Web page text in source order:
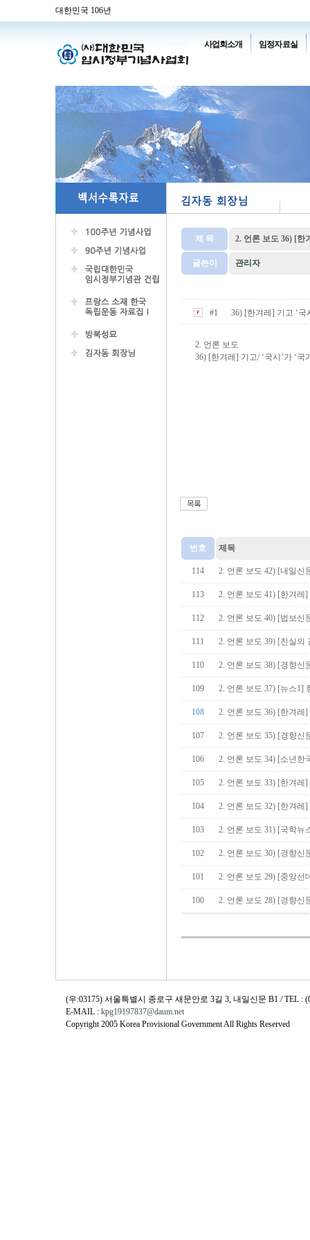
대한민국 106년
사업회소개 임정자료실
제 목 2. 언론 보도 36) [한
글쓴이 관리자
#1 36) [한겨레] 기고 ‘국
2. 언론 보도
36) [한겨레] 기고/ ‘국시’가 ‘국
번호 제목
114 2. 언론 보도 42) [내일
113 2. 언론 보도 41) [한겨
112 2. 언론 보도 40) [법보
111 2. 언론 보도 39) [진실
110 2. 언론 보도 38) [경향신
109 2. 언론 보도 37) [뉴스1]
108 2. 언론 보도 36) [한겨레
107 2. 언론 보도 35) [경향
106 2. 언론 보도 34) [소년
105 2. 언론 보도 33) [한겨
104 2. 언론 보도 32) [한겨
103 2. 언론 보도 31) [국학
102 2. 언론 보도 30) [경향
101 2. 언론 보도 29) [중앙
100 2. 언론 보도 28) [경향
(우:03175) 서울특별시 종로구 새문안로 3길 3, 내일신문 B1 / TEL :
E-MAIL : kpg19197837@daum.net
Copyright 2005 Korea Provisional Government All Rights Reserved